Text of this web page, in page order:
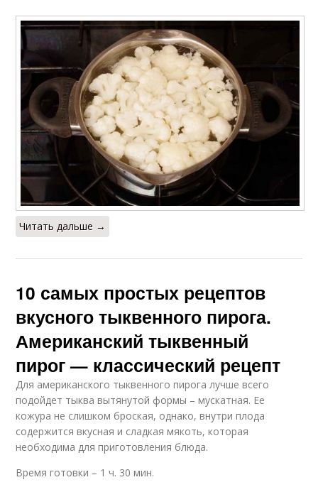
Читать дальше →
10 самых простых рецептов
вкусного тыквенного пирога.
Американский тыквенный
пирог — классический рецепт
Для американского тыквенного пирога лучше всего
подойдет тыква вытянутой формы – мускатная. Ее
кожура не слишком броская, однако, внутри плода
содержится вкусная и сладкая мякоть, которая
необходима для приготовления блюда.
Время готовки – 1 ч. 30 мин.